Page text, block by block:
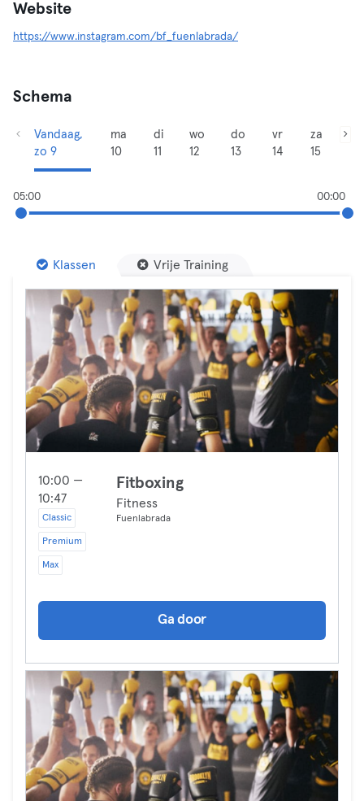
Website
https://www.instagram.com/bf_fuenlabrada/
Schema
Vandaag,
zo 9
ma
10
di
11
wo
12
do
13
vr
14
za
15
05:00 00:00
Klassen Vrije Training
10:00 —
10:47
Classic
Premium
Max
Fitboxing
Fitness
Fuenlabrada
Ga door